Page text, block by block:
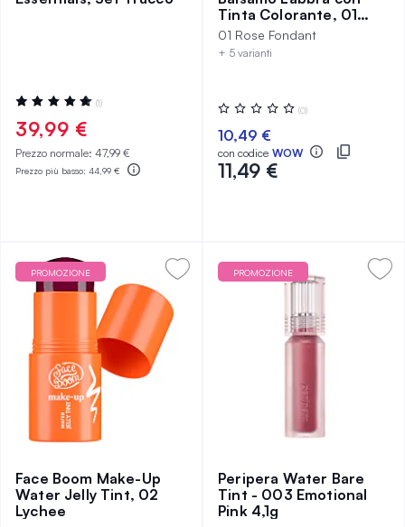
Valutazione:
100%
(1)
39,99 €
Prezzo normale: 47,99 €
Prezzo più basso: 44,99 €
Tinta Colorante, 01
Rose Fondant
01 Rose Fondant
+ 5 varianti
Valutazione:
0%
(0)
10,49 €
con codice WOW
11,49 €
PROMOZIONE
Face Boom Make-Up
Water Jelly Tint, 02
Lychee
PROMOZIONE
Peripera Water Bare
Tint - 003 Emotional
Pink 4,1g